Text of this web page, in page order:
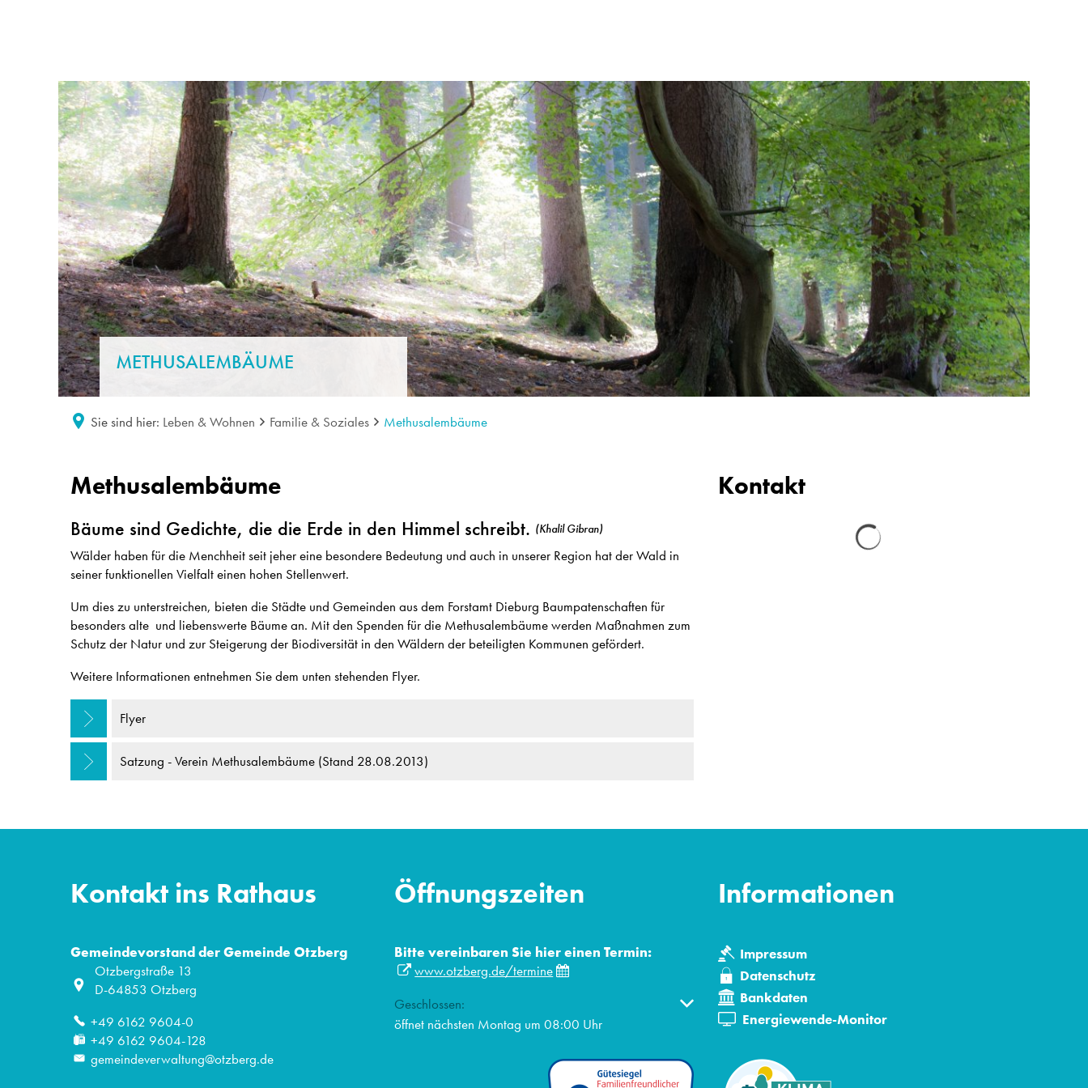
METHUSALEMBÄUME
Sie sind hier: Leben & Wohnen Familie & Soziales Methusalembäume
Methusalembäume
Methusalembäume
Bäume sind Gedichte, die die Erde in den Himmel schreibt. (Khalil Gibran)
Wälder haben für die Menchheit seit jeher eine besondere Bedeutung und auch in unserer Region hat der Wald in
seiner funktionellen Vielfalt einen hohen Stellenwert.
Um dies zu unterstreichen, bieten die Städte und Gemeinden aus dem Forstamt Dieburg Baumpatenschaften für
besonders alte und liebenswerte Bäume an. Mit den Spenden für die Methusalembäume werden Maßnahmen zum
Schutz der Natur und zur Steigerung der Biodiversität in den Wäldern der beteiligten Kommunen gefördert.
Weitere Informationen entnehmen Sie dem unten stehenden Flyer.
Flyer
Satzung - Verein Methusalembäume (Stand 28.08.2013)
Kontakt
Kontakt ins Rathaus
Gemeindevorstand der Gemeinde Otzberg
Otzbergstraße 13
D-64853 Otzberg
+49 6162 9604-0
+49 6162 9604-128
gemeindeverwaltung@otzberg.de
Öffnungszeiten
Bitte vereinbaren Sie hier einen Termin:
www.otzberg.de/termine
Klicken, um weitere Öffnungs- oder Schließzeiten auszublenden
Geschlossen:
öffnet nächsten Montag um 08:00 Uhr
Informationen
Impressum
Datenschutz
Bankdaten
Energiewende-Monitor